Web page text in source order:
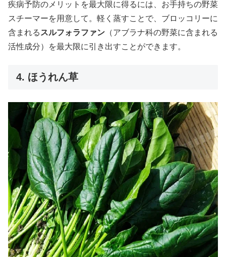
疾病予防のメリットを最大限に得るには、お手持ちの野菜
スチーマーを用意して。軽く蒸すことで、ブロッコリーに
含まれる スルフォラファン （アブラナ科の野菜に含まれる
活性成分）を最大限に引き出すことができます。
4. ほうれん草